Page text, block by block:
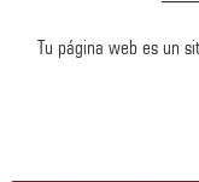
Tu página web es un